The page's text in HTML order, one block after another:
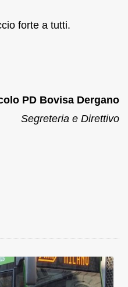
forte a tutti.
PD Bovisa Dergano
Segreteria e Direttivo